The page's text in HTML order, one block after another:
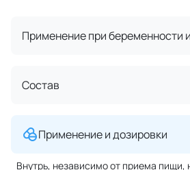
Применение при беременности
Состав
Применение и дозировки
Внутрь, независимо от приема пищи,